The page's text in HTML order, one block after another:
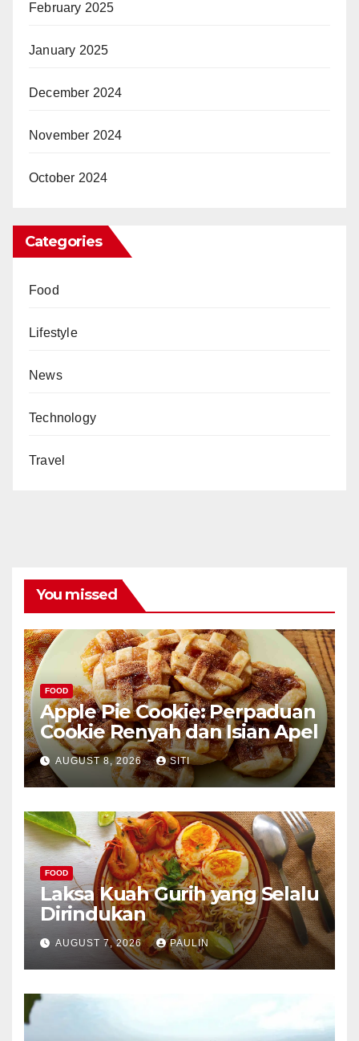
February 2025
January 2025
December 2024
November 2024
October 2024
Categories
Food
Lifestyle
News
Technology
Travel
You missed
FOOD
Apple Pie Cookie: Perpaduan
Cookie Renyah dan Isian Apel
AUGUST 8, 2026 SITI
FOOD
Laksa Kuah Gurih yang Selalu
Dirindukan
AUGUST 7, 2026 PAULIN